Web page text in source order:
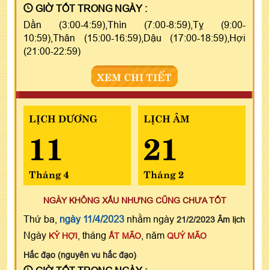
GIỜ TỐT TRONG NGÀY :
Dần (3:00-4:59),Thìn (7:00-8:59),Tỵ (9:00-
10:59),Thân (15:00-16:59),Dậu (17:00-18:59),Hợi
(21:00-22:59)
XEM CHI TIẾT
LỊCH DƯƠNG
11
Tháng 4
LỊCH ÂM
21
Tháng 2
NGÀY KHÔNG XẤU NHƯNG CŨNG CHƯA TỐT
Thứ ba, ngày 11/4/2023 nhằm ngày 21/2/2023 Âm lịch
Ngày KỶ HỢI , tháng ẤT MÃO , năm QUÝ MÃO
Hắc đạo (nguyên vu hắc đạo)